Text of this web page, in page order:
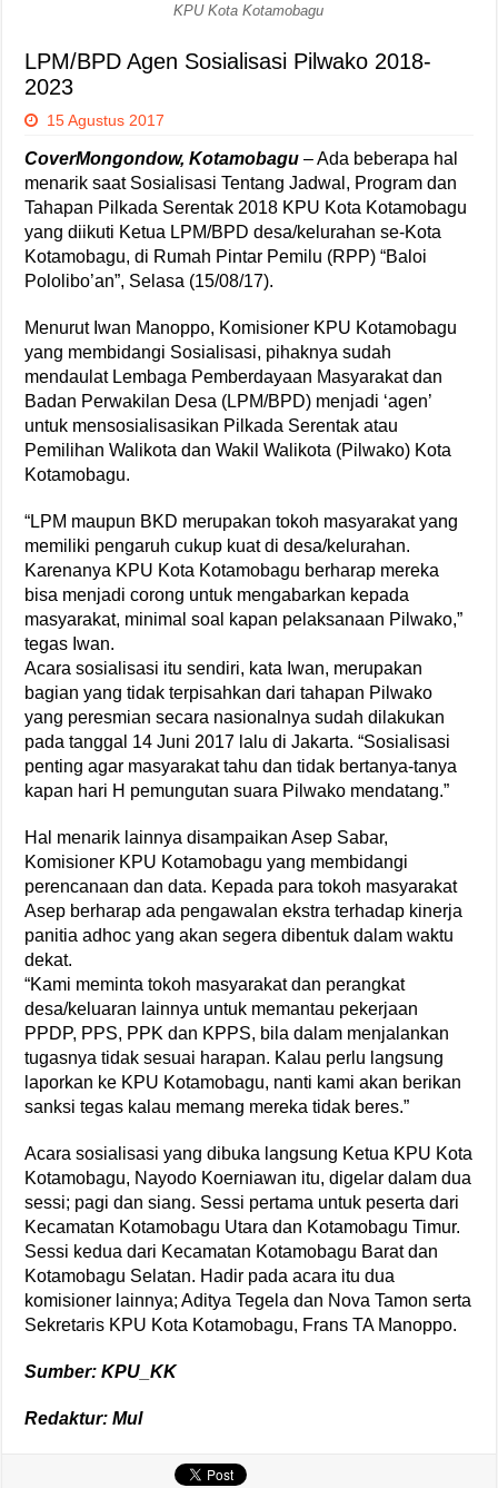
KPU Kota Kotamobagu
LPM/BPD Agen Sosialisasi Pilwako 2018-
2023
15 Agustus 2017
CoverMongondow, Kotamobagu – Ada beberapa hal
menarik saat Sosialisasi Tentang Jadwal, Program dan
Tahapan Pilkada Serentak 2018 KPU Kota Kotamobagu
yang diikuti Ketua LPM/BPD desa/kelurahan se-Kota
Kotamobagu, di Rumah Pintar Pemilu (RPP) “Baloi
Pololibo’an”, Selasa (15/08/17).
Menurut Iwan Manoppo, Komisioner KPU Kotamobagu
yang membidangi Sosialisasi, pihaknya sudah
mendaulat Lembaga Pemberdayaan Masyarakat dan
Badan Perwakilan Desa (LPM/BPD) menjadi ‘agen’
untuk mensosialisasikan Pilkada Serentak atau
Pemilihan Walikota dan Wakil Walikota (Pilwako) Kota
Kotamobagu.
“LPM maupun BKD merupakan tokoh masyarakat yang
memiliki pengaruh cukup kuat di desa/kelurahan.
Karenanya KPU Kota Kotamobagu berharap mereka
bisa menjadi corong untuk mengabarkan kepada
masyarakat, minimal soal kapan pelaksanaan Pilwako,”
tegas Iwan.
Acara sosialisasi itu sendiri, kata Iwan, merupakan
bagian yang tidak terpisahkan dari tahapan Pilwako
yang peresmian secara nasionalnya sudah dilakukan
pada tanggal 14 Juni 2017 lalu di Jakarta. “Sosialisasi
penting agar masyarakat tahu dan tidak bertanya-tanya
kapan hari H pemungutan suara Pilwako mendatang.”
Hal menarik lainnya disampaikan Asep Sabar,
Komisioner KPU Kotamobagu yang membidangi
perencanaan dan data. Kepada para tokoh masyarakat
Asep berharap ada pengawalan ekstra terhadap kinerja
panitia adhoc yang akan segera dibentuk dalam waktu
dekat.
“Kami meminta tokoh masyarakat dan perangkat
desa/keluaran lainnya untuk memantau pekerjaan
PPDP, PPS, PPK dan KPPS, bila dalam menjalankan
tugasnya tidak sesuai harapan. Kalau perlu langsung
laporkan ke KPU Kotamobagu, nanti kami akan berikan
sanksi tegas kalau memang mereka tidak beres.”
Acara sosialisasi yang dibuka langsung Ketua KPU Kota
Kotamobagu, Nayodo Koerniawan itu, digelar dalam dua
sessi; pagi dan siang. Sessi pertama untuk peserta dari
Kecamatan Kotamobagu Utara dan Kotamobagu Timur.
Sessi kedua dari Kecamatan Kotamobagu Barat dan
Kotamobagu Selatan. Hadir pada acara itu dua
komisioner lainnya; Aditya Tegela dan Nova Tamon serta
Sekretaris KPU Kota Kotamobagu, Frans TA Manoppo.
Sumber: KPU_KK
Redaktur: Mul